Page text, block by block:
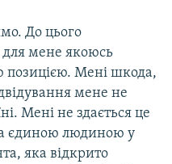
До цього
для мене якоюсь
Мені шкода,
мене не
Мені не здається це
єдиною людиною у
яка відкрито